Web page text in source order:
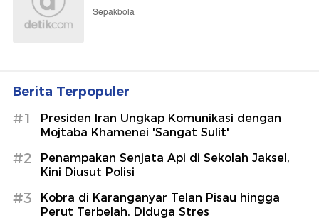
Sepakbola
Berita Terpopuler
#1
Presiden Iran Ungkap Komunikasi dengan
Mojtaba Khamenei 'Sangat Sulit'
#2
Penampakan Senjata Api di Sekolah Jaksel,
Kini Diusut Polisi
#3
Kobra di Karanganyar Telan Pisau hingga
Perut Terbelah, Diduga Stres